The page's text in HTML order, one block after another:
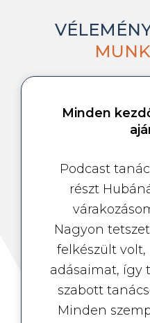
Minden
Podcast
részt
Nagyon
felkészült
adásaimat, így
szabott
Minden